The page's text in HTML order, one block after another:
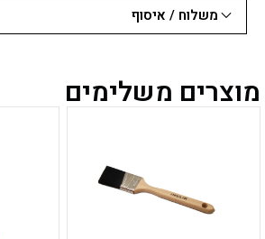
משלוח / איסוף
מוצרים משלימים
מספר
סוגים.